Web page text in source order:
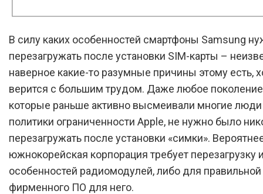
В силу каких особенностей смартфоны Samsung
перезагружать после установки SIM-карты –
наверное какие-то разумные причины этому есть,
верится с большим трудом. Даже любое
которые раньше активно высмеивали многие люди
политики ограниченности Apple, не нужно было
перезагружать после установки «симки».
южнокорейская корпорация требует перезагрузку
особенностей радиомодулей, либо для
фирменного ПО для него.